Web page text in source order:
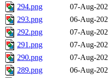
294.png
07-Aug-
293.png
06-Aug-
292.png
07-Aug-
291.png
07-Aug-
290.png
07-Aug-
289.png
06-Aug-